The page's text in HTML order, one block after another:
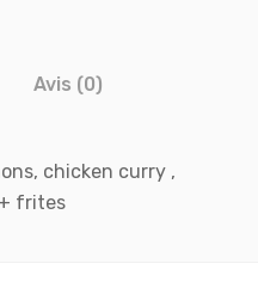
Avis (0)
chicken curry ,
frites